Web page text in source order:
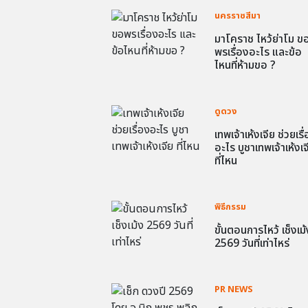
นครราชสีมา
มาโคราช ไหว้ย่าโม ข
พรเรื่องอะไร และข้อ
ไหนที่ห้ามขอ ?
ดูดวง
เทพเจ้าเห้งเจีย ช่วยเ
อะไร บูชาเทพเจ้าเห้งเ
ที่ไหน
พิธีกรรม
ขั้นตอนการไหว้ เช็งเ
2569 วันที่เท่าไหร่
PR NEWS